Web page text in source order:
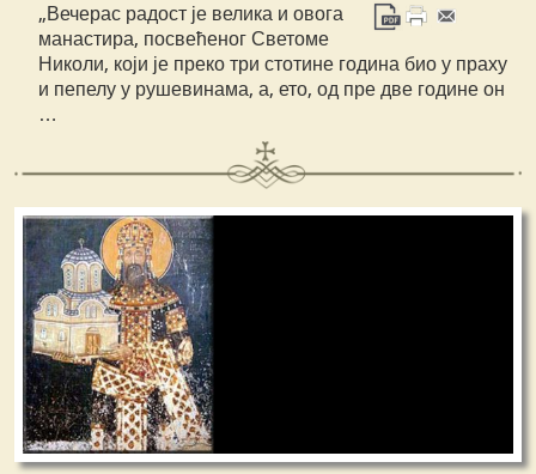
„Вечерас радост је велика и овога
манастира, посвећеног Светоме
Николи, који је преко три стотине година био у праху
и пепелу у рушевинама, а, ето, од пре две године он
…